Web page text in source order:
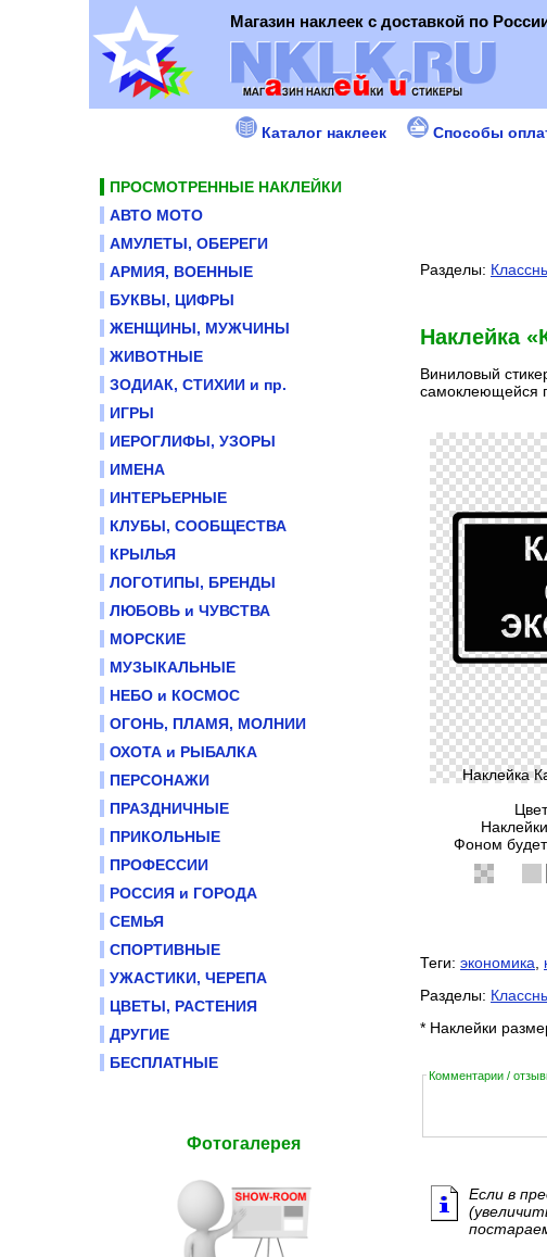
Магазин наклеек с доставкой по
Каталог наклеек Способы
ПРОСМОТРЕННЫЕ НАКЛЕЙКИ
АВТО МОТО
АМУЛЕТЫ, ОБЕРЕГИ
АРМИЯ, ВОЕННЫЕ
БУКВЫ, ЦИФРЫ
ЖЕНЩИНЫ, МУЖЧИНЫ
ЖИВОТНЫЕ
ЗОДИАК, СТИХИИ и пр.
ИГРЫ
ИЕРОГЛИФЫ, УЗОРЫ
ИМЕНА
ИНТЕРЬЕРНЫЕ
КЛУБЫ, СООБЩЕСТВА
КРЫЛЬЯ
ЛОГОТИПЫ, БРЕНДЫ
ЛЮБОВЬ и ЧУВСТВА
МОРСКИЕ
МУЗЫКАЛЬНЫЕ
НЕБО и КОСМОС
ОГОНЬ, ПЛАМЯ, МОЛНИИ
ОХОТА и РЫБАЛКА
ПЕРСОНАЖИ
ПРАЗДНИЧНЫЕ
ПРИКОЛЬНЫЕ
ПРОФЕССИИ
РОССИЯ и ГОРОДА
СЕМЬЯ
СПОРТИВНЫЕ
УЖАСТИКИ, ЧЕРЕПА
ЦВЕТЫ, РАСТЕНИЯ
ДРУГИЕ
БЕСПЛАТНЫЕ
Фотогалерея
Разделы:
Наклейка
Виниловый
самоклеющейся
Наклейка
Фоном будет
Теги: экономика
Разделы:
* Наклейки
Комментарии /
Если в